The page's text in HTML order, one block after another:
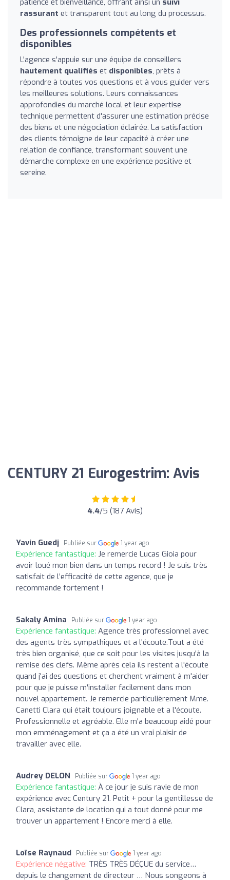
rassurant et transparent tout au long du processus.
Des professionnels compétents et
disponibles
L'agence s'appuie sur une équipe de conseillers
hautement qualifiés et disponibles, prêts à
répondre à toutes vos questions et à vous guider vers
les meilleures solutions. Leurs connaissances
approfondies du marché local et leur expertise
technique permettent d'assurer une estimation précise
des biens et une négociation éclairée. La satisfaction
des clients témoigne de leur capacité à créer une
relation de confiance, transformant souvent une
démarche complexe en une expérience positive et
sereine.
CENTURY 21 Eurogestrim: Avis
4.4/5 (187 Avis)
Yavin Guedj Publiée sur 1 year ago
Expérience fantastique: Je remercie Lucas Gioia pour
avoir loué mon bien dans un temps record ! Je suis très
satisfait de l’efficacité de cette agence, que je
recommande fortement !
Sakaly Amina Publiée sur 1 year ago
Expérience fantastique: Agence très professionnel avec
des agents très sympathiques et a l'écoute.Tout a été
très bien organisé, que ce soit pour les visites jusqu'à la
remise des clefs. Même après cela ils restent a l'écoute
quand j'ai des questions et cherchent vraiment à m'aider
pour que je puisse m'installer facilement dans mon
nouvel appartement. Je remercie particulièrement Mme.
Canetti Clara qui était toujours joignable et a l'écoute.
Professionnelle et agréable. Elle m'a beaucoup aidé pour
mon emménagement et ça a été un vrai plaisir de
travailler avec elle.
Audrey DELON Publiée sur 1 year ago
Expérience fantastique: À ce jour je suis ravie de mon
expérience avec Century 21. Petit + pour la gentillesse de
Clara, assistante de location qui a tout donné pour me
trouver un appartement ! Encore merci à elle.
Loïse Raynaud Publiée sur 1 year ago
Expérience négative: TRÈS TRÈS DÉÇUE du service…
depuis le changement de directeur … Nous songeons à